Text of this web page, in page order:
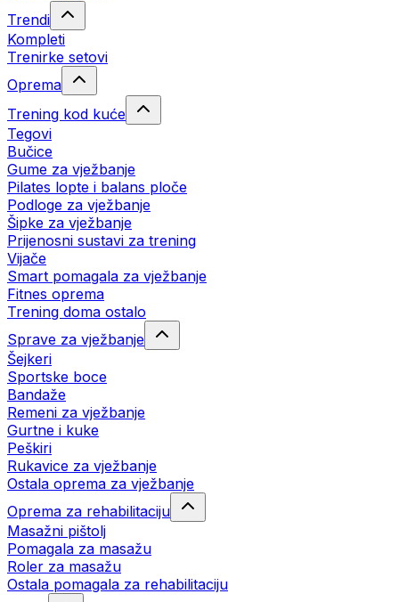
Trendi
Kompleti
Trenirke setovi
Oprema
Trening kod kuće
Tegovi
Bučice
Gume za vježbanje
Pilates lopte i balans ploče
Podloge za vježbanje
Šipke za vježbanje
Prijenosni sustavi za trening
Vijače
Smart pomagala za vježbanje
Fitnes oprema
Trening doma ostalo
Sprave za vježbanje
Šejkeri
Sportske boce
Bandaže
Remeni za vježbanje
Gurtne i kuke
Peškiri
Rukavice za vježbanje
Ostala oprema za vježbanje
Oprema za rehabilitaciju
Masažni pištolj
Pomagala za masažu
Roler za masažu
Ostala pomagala za rehabilitaciju